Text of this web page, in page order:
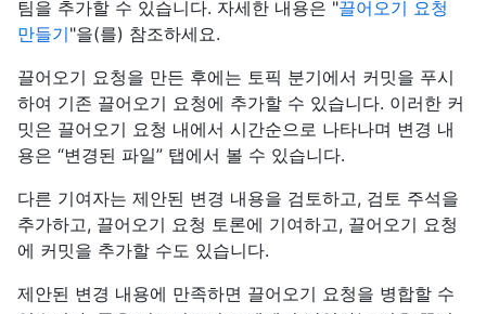
팀을 추가할 수 있습니다. 자세한 내용은 "끌어오기 요청
만들기"을(를) 참조하세요.
끌어오기 요청을 만든 후에는 토픽 분기에서 커밋을 푸시
하여 기존 끌어오기 요청에 추가할 수 있습니다. 이러한 커
밋은 끌어오기 요청 내에서 시간순으로 나타나며 변경 내
용은 “변경된 파일” 탭에서 볼 수 있습니다.
다른 기여자는 제안된 변경 내용을 검토하고, 검토 주석을
추가하고, 끌어오기 요청 토론에 기여하고, 끌어오기 요청
에 커밋을 추가할 수도 있습니다.
제안된 변경 내용에 만족하면 끌어오기 요청을 병합할 수